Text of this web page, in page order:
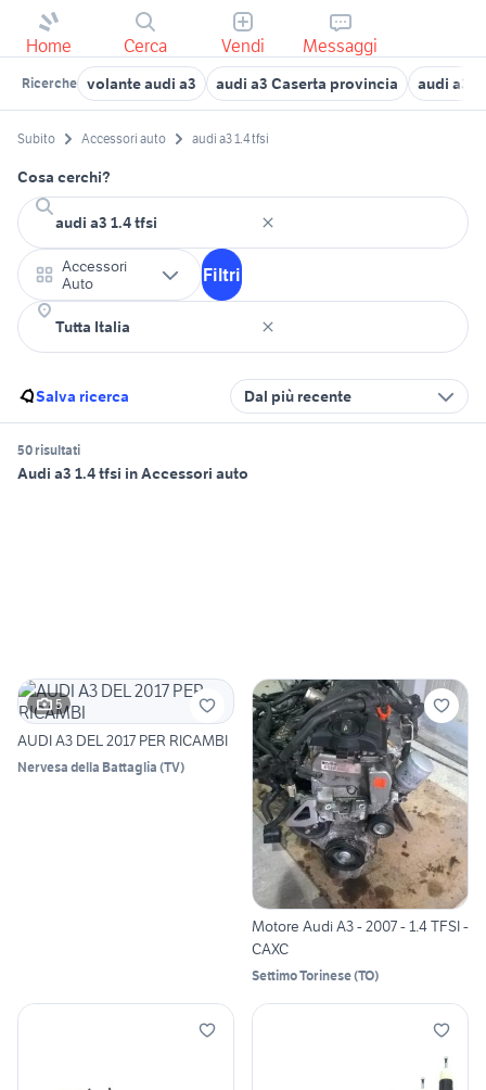
Home Cerca Vendi Messaggi
Ricerche volante audi a3 audi a3 Caserta provincia audi a3
Subito Accessori auto audi a3 1.4 tfsi
Cosa cerchi?
Accessori
Auto
Filtri
Salva ricerca Dal più recente
50 risultati
Audi a3 1.4 tfsi in Accessori auto
5
AUDI A3 DEL 2017 PER RICAMBI
Nervesa della Battaglia (TV)
Motore Audi A3 - 2007 - 1.4 TFSI -
CAXC
Settimo Torinese(TO)